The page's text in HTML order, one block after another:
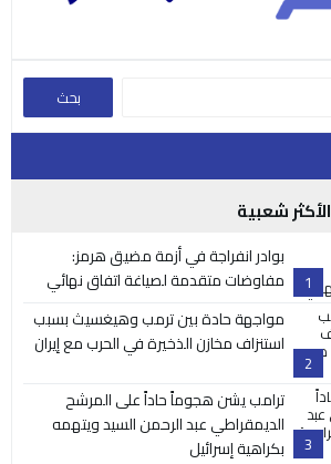
الأكثر شعبية
1
بوادر انفراجة في أزمة مضيق هرمز:
مفاوضات متقدمة لصياغة اتفاق نهائي
2
مواجهة حادة بين ترمب وهيغسيث بسبب
استنزاف مخازن الذخيرة في الحرب مع إيران
3
ترامب يشن هجوماً حاداً على المرشح
الديمقراطي عبد الرحمن السيد ويتهمه
بكراهية إسرائيل